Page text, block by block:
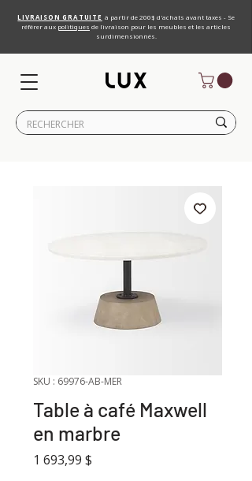
LIVRAISON GRATUITE à partir de 200$ d'achats avant taxes - Se
référer aux politiques de livraison pour les meubles et les articles
surdimensionnés.
SKU : 69976-AB-MER
Table à café Maxwell
en marbre
1 693,99 $